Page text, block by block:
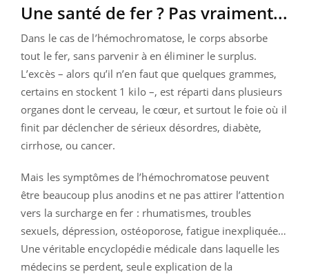
Une santé de fer ? Pas vraiment...
Dans le cas de l’hémochromatose, le corps absorbe
tout le fer, sans parvenir à en éliminer le surplus.
L’excès – alors qu’il n’en faut que quelques grammes,
certains en stockent 1 kilo –, est réparti dans plusieurs
organes dont le cerveau, le cœur, et surtout le foie où il
finit par déclencher de sérieux désordres, diabète,
cirrhose, ou cancer.
Mais les symptômes de l’hémochromatose peuvent
être beaucoup plus anodins et ne pas attirer l’attention
vers la surcharge en fer : rhumatismes, troubles
sexuels, dépression, ostéoporose, fatigue inexpliquée…
Une véritable encyclopédie médicale dans laquelle les
médecins se perdent, seule explication de la